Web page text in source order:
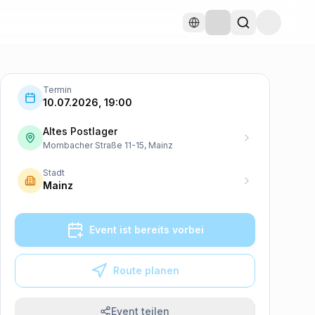
Termin
10.07.2026, 19:00
Altes Postlager
Mombacher Straße 11-15, Mainz
Stadt
Mainz
Event ist bereits vorbei
Route planen
Event teilen